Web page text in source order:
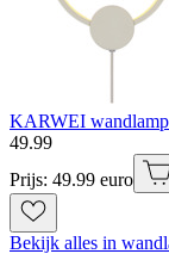
KARWEI
49.99
Prijs: 49.99 euro
Bekijk alles in